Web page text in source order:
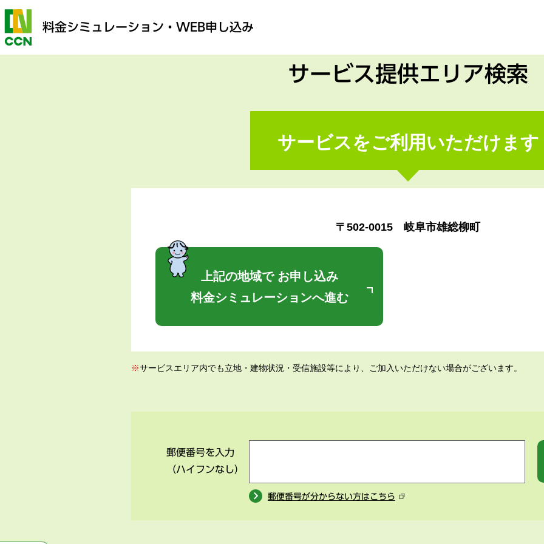
料金シミュレーション ・WEB申し込み
サービス提供エリア検索
サービスをご利用いただけます
〒502-0015 岐阜市雄総柳町
上記の地域で お申し込み
料金シミュレーションへ進む
※サービスエリア内でも立地・建物状況・受信施設等により、ご加入いただけない場合がございます。
郵便番号を入力
（ハイフンなし）
郵便番号が分からない方はこちら